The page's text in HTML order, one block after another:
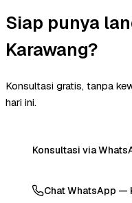
Siap punya
Karawang?
Konsultasi gratis, tanpa
hari ini.
Konsultasi via
Chat WhatsApp —